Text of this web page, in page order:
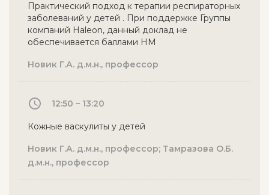
Практический подход к терапии респираторных
заболеваний у детей . При поддержке Группы
компаний Haleon, данный доклад не
обеспечивается баллами НМ
Новик Г.А. д.м.н., профессор
12:50 – 13:20
Кожные васкулиты у детей
Новик Г.А. д.м.н., профессор; Тамразова О.Б.
д.м.н., профессор